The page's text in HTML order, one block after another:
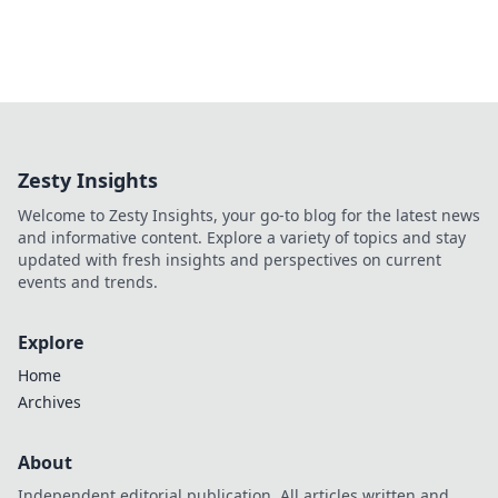
Zesty Insights
Welcome to Zesty Insights, your go-to blog for the latest news
and informative content. Explore a variety of topics and stay
updated with fresh insights and perspectives on current
events and trends.
Explore
Home
Archives
About